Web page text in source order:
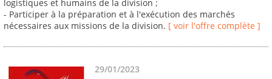
logistiques et humains de la division ;
- Participer à la préparation et à l'exécution des marchés
nécessaires aux missions de la division. [ voir l'offre complète ]
29/01/2023